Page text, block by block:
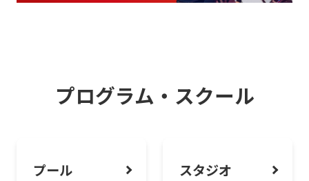
ルにチャレンジ！
クラブ法人会員のご案内
プログラム・スクール
プール スタジオ